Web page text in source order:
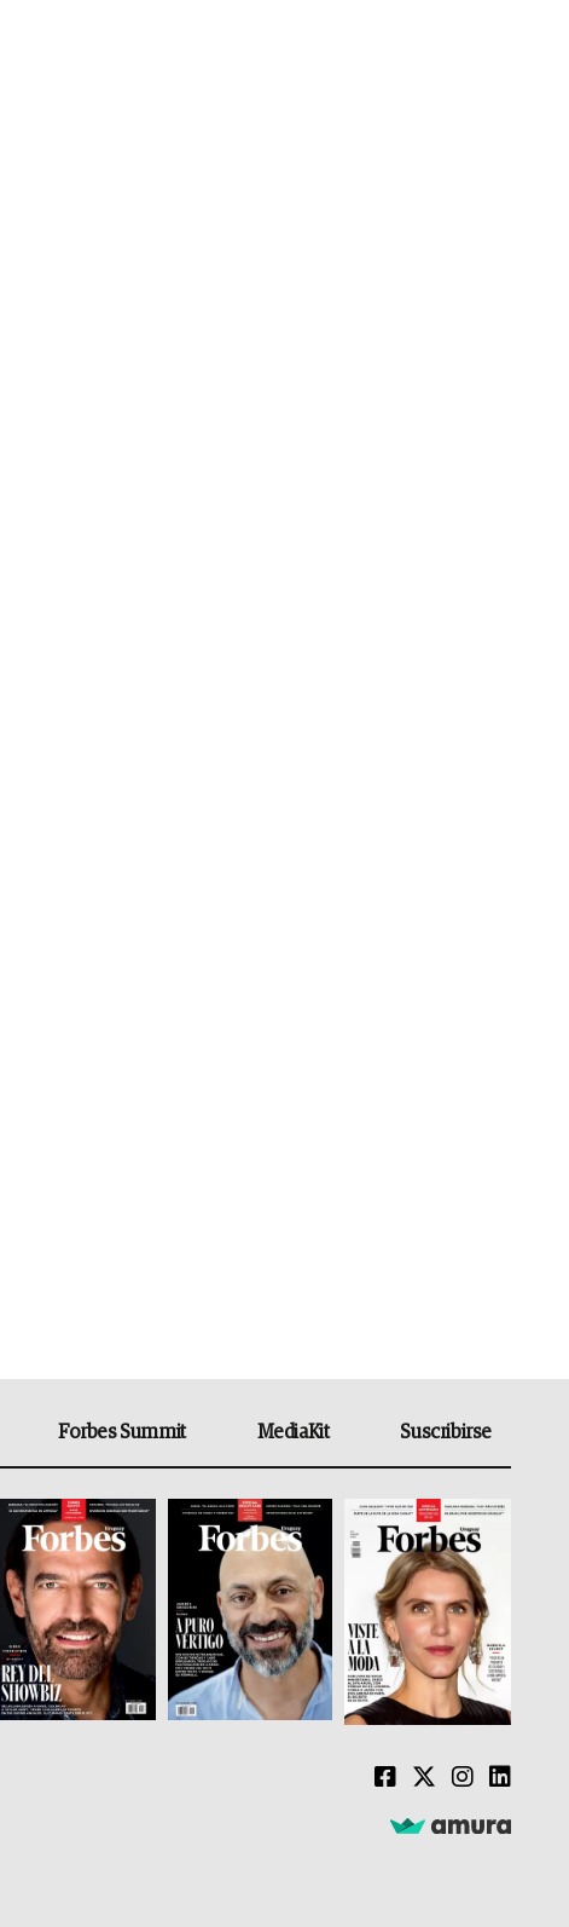
Forbes Summit MediaKit Suscribirse